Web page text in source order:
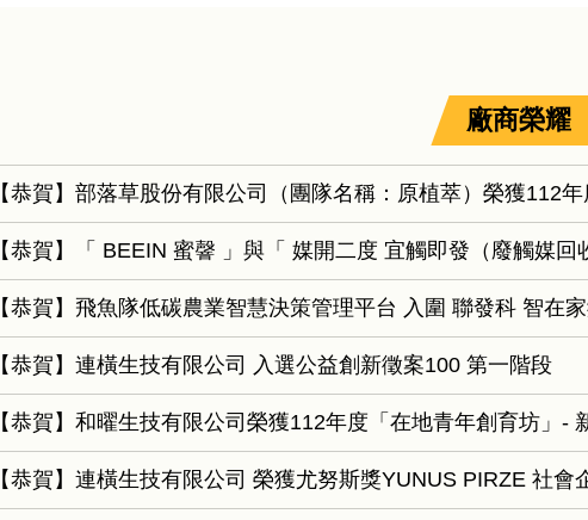
廠商榮耀
【恭賀】部落草股份有限公司（團隊名稱：原植萃）榮獲112
【恭賀】「 BEEIN 蜜韾 」與「 媒開二度 宜觸即發（廢觸媒
【恭賀】飛魚隊低碳農業智慧決策管理平台 入圍 聯發科 智在
【恭賀】連橫生技有限公司 入選公益創新徵案100 第一階段
【恭賀】和曜生技有限公司榮獲112年度「在地青年創育坊」-
【恭賀】連橫生技有限公司 榮獲尤努斯獎YUNUS PIRZE 社